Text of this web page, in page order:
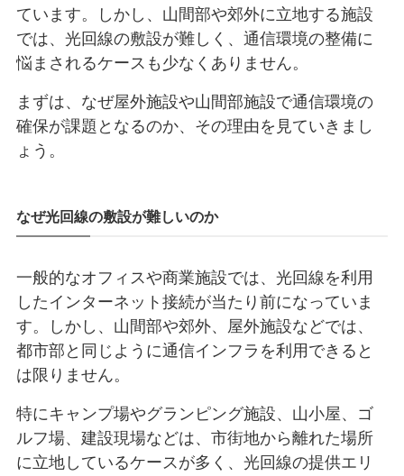
ています。しかし、山間部や郊外に立地する施設
では、光回線の敷設が難しく、通信環境の整備に
悩まされるケースも少なくありません。
まずは、なぜ屋外施設や山間部施設で通信環境の
確保が課題となるのか、その理由を見ていきまし
ょう。
なぜ光回線の敷設が難しいのか
一般的なオフィスや商業施設では、光回線を利用
したインターネット接続が当たり前になっていま
す。しかし、山間部や郊外、屋外施設などでは、
都市部と同じように通信インフラを利用できると
は限りません。
特にキャンプ場やグランピング施設、山小屋、ゴ
ルフ場、建設現場などは、市街地から離れた場所
に立地しているケースが多く、光回線の提供エリ